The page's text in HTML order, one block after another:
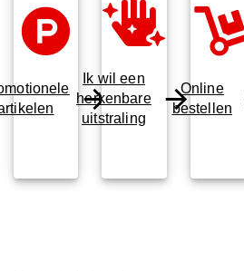
Ik wil een
herkenbare
uitstraling
Online
bestellen